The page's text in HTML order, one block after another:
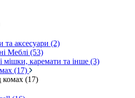
та аксесуари (2)
Меблі (53)
мішки, каремати та інше (3)
(17)
комах (17)